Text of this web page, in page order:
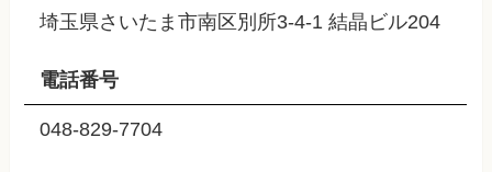
埼玉県さいたま市南区別所3-4-1 結晶ビル204
電話番号
048-829-7704